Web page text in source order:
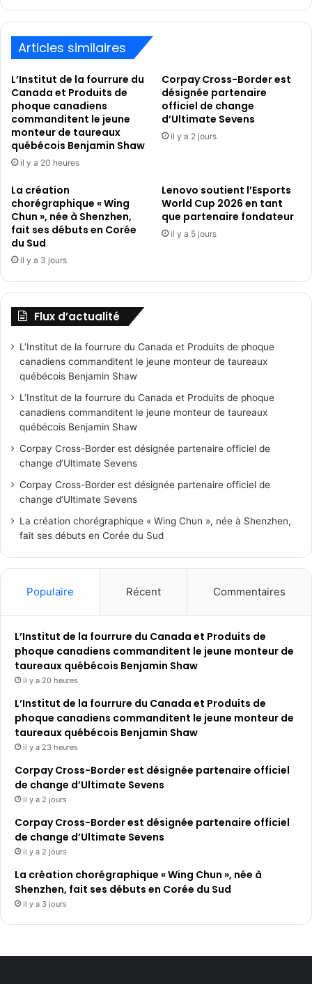
transforment
but
le
facile
du
football
en
l'un
des
grands
moments
pour
les
supporters
Articles similaires
L’Institut de la fourrure du
Canada et Produits de
phoque canadiens
commanditent le jeune
monteur de taureaux
québécois Benjamin Shaw
il y a 20 heures
Corpay Cross-Border est
désignée partenaire
officiel de change
d’Ultimate Sevens
il y a 2 jours
La création
chorégraphique « Wing
Chun », née à Shenzhen,
fait ses débuts en Corée
du Sud
il y a 3 jours
Lenovo soutient l’Esports
World Cup 2026 en tant
que partenaire fondateur
il y a 5 jours
Flux d’actualité
L’Institut de la fourrure du Canada et Produits de phoque
canadiens commanditent le jeune monteur de taureaux
québécois Benjamin Shaw
L’Institut de la fourrure du Canada et Produits de phoque
canadiens commanditent le jeune monteur de taureaux
québécois Benjamin Shaw
Corpay Cross-Border est désignée partenaire officiel de
change d’Ultimate Sevens
Corpay Cross-Border est désignée partenaire officiel de
change d’Ultimate Sevens
La création chorégraphique « Wing Chun », née à Shenzhen,
fait ses débuts en Corée du Sud
Populaire Récent Commentaires
L’Institut de la fourrure du Canada et Produits de
phoque canadiens commanditent le jeune monteur de
taureaux québécois Benjamin Shaw
il y a 20 heures
L’Institut de la fourrure du Canada et Produits de
phoque canadiens commanditent le jeune monteur de
taureaux québécois Benjamin Shaw
il y a 23 heures
Corpay Cross-Border est désignée partenaire officiel
de change d’Ultimate Sevens
il y a 2 jours
Corpay Cross-Border est désignée partenaire officiel
de change d’Ultimate Sevens
il y a 2 jours
La création chorégraphique « Wing Chun », née à
Shenzhen, fait ses débuts en Corée du Sud
il y a 3 jours